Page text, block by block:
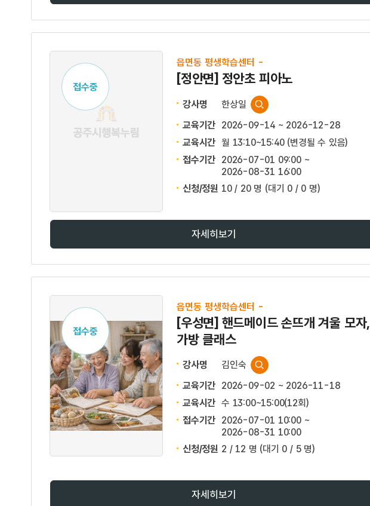
접수중
읍면동 평생학습센터 -
[정안면] 정안초 피아노
강사명
한상일
교육기간 2026-09-14 ~ 2026-12-28
교육시간 월 13:10~15:40 (변경될 수 있음)
접수기간 2026-07-01 09:00 ~
2026-08-31 16:00
신청/정원 10 / 20 명 (대기 0 / 0 명)
자세히보기
접수중
읍면동 평생학습센터 -
[우성면] 핸드메이드 손뜨개 겨울 모자,
가방 클래스
강사명
김인숙
교육기간 2026-09-02 ~ 2026-11-18
교육시간 수 13:00~15:00(12회)
접수기간 2026-07-01 10:00 ~
2026-08-31 10:00
신청/정원 2 / 12 명 (대기 0 / 5 명)
자세히보기